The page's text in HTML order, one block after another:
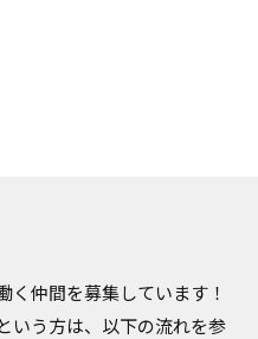
く仲間を募集しています！
いう方は、以下の流れを参